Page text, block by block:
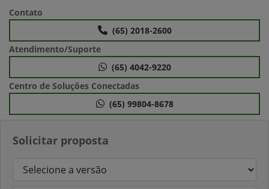
Solicitar proposta
Contato
(65) 2018-2600
Atendimento/Suporte
(65) 4042-9220
Centro de Soluções Conectadas
(65) 99804-8678